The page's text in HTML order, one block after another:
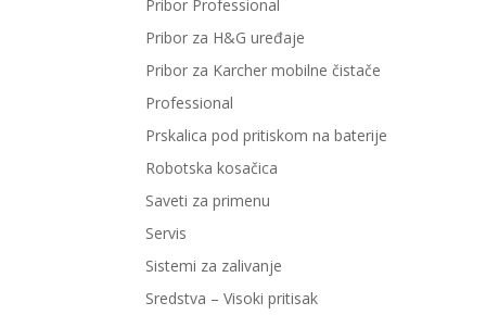
Pribor Professional
Pribor za H&G uređaje
Pribor za Karcher mobilne čistače
Professional
Prskalica pod pritiskom na baterije
Robotska kosačica
Saveti za primenu
Servis
Sistemi za zalivanje
Sredstva – Visoki pritisak